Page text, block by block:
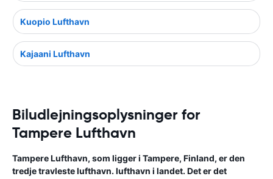
Kuopio Lufthavn
Kajaani Lufthavn
Biludlejningsoplysninger for
Tampere Lufthavn
Tampere Lufthavn, som ligger i Tampere, Finland, er den
tredje travleste lufthavn. lufthavn i landet. Det er det